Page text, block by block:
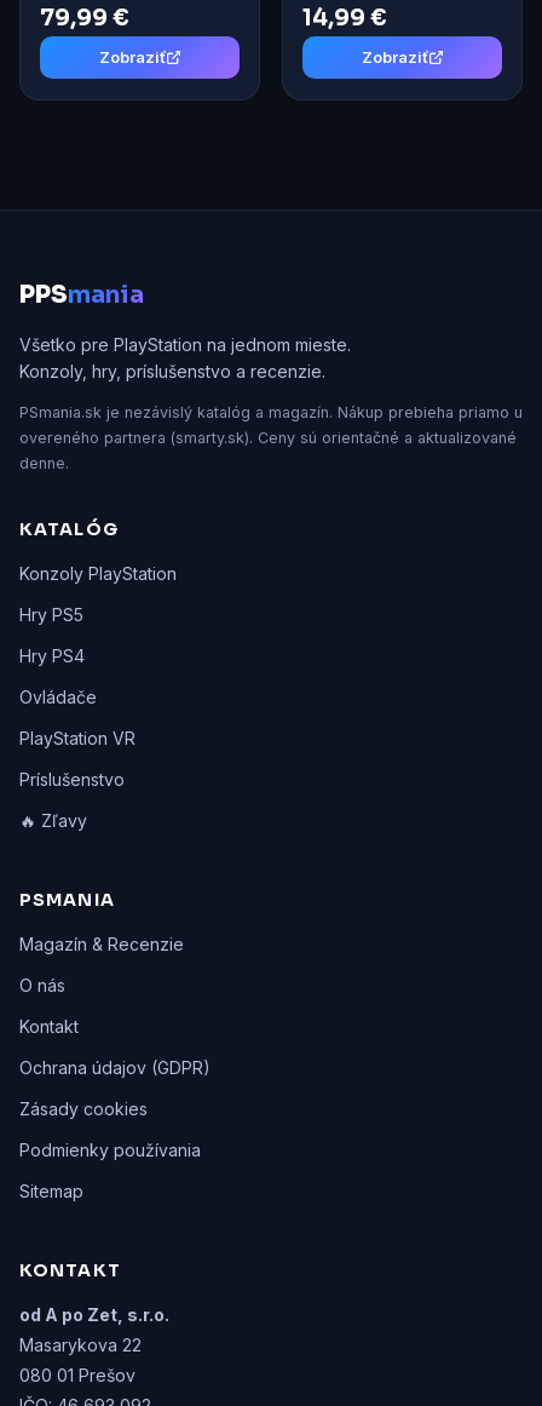
79,99 €
Zobraziť
14,99 €
Zobraziť
PPSmania
Všetko pre PlayStation na jednom mieste.
Konzoly, hry, príslušenstvo a recenzie.
PSmania.sk je nezávislý katalóg a magazín. Nákup prebieha priamo u
overeného partnera (smarty.sk). Ceny sú orientačné a aktualizované
denne.
KATALÓG
Konzoly PlayStation
Hry PS5
Hry PS4
Ovládače
PlayStation VR
Príslušenstvo
🔥 Zľavy
PSMANIA
Magazín & Recenzie
O nás
Kontakt
Ochrana údajov (GDPR)
Zásady cookies
Podmienky používania
Sitemap
KONTAKT
od A po Zet, s.r.o.
Masarykova 22
080 01 Prešov